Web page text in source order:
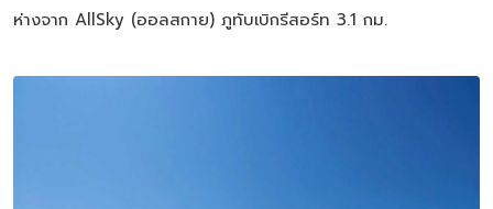
ห่างจาก AllSky (ออลสกาย) ภูทับเบิกรีสอร์ท 3.1 กม.